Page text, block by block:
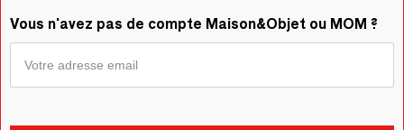
Vous n'avez pas de compte Maison&Objet ou MOM ?